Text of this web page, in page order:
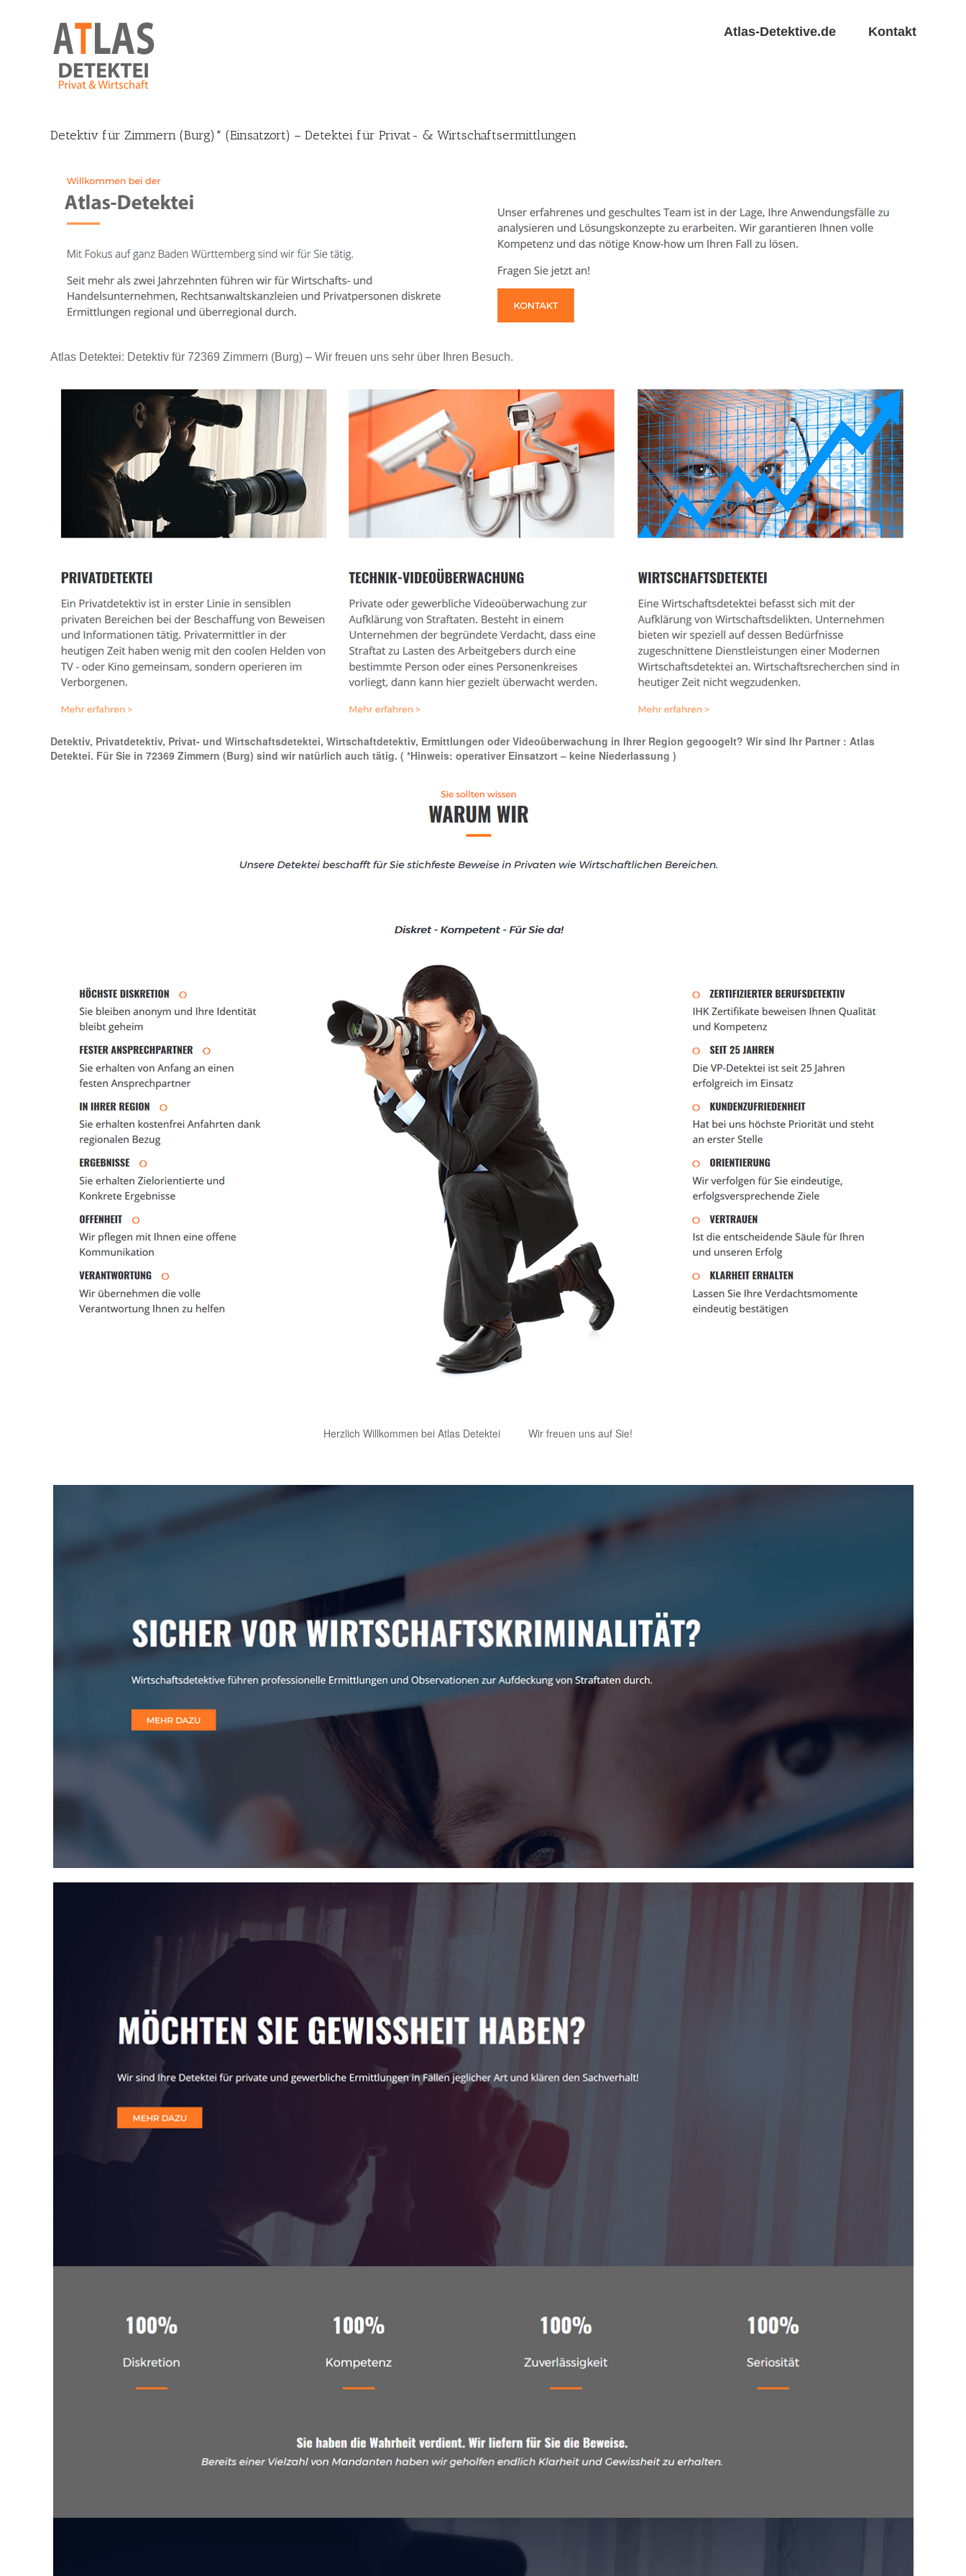
Atlas-Detektive.de Kontakt
Detektiv für Zimmern (Burg)* (Einsatzort) – Detektei für Privat- & Wirtschaftsermittlungen
Atlas Detektei: Detektiv für 72369 Zimmern (Burg) – Wir freuen uns sehr über Ihren Besuch.
Detektiv, Privatdetektiv, Privat- und Wirtschaftsdetektei, Wirtschaftdetektiv, Ermittlungen oder Videoüberwachung in Ihrer Region gegoogelt? Wir sind Ihr Partner : Atlas
Detektei. Für Sie in 72369 Zimmern (Burg) sind wir natürlich auch tätig. ( *Hinweis: operativer Einsatzort – keine Niederlassung )
Herzlich Willkommen bei Atlas Detektei Wir freuen uns auf Sie!